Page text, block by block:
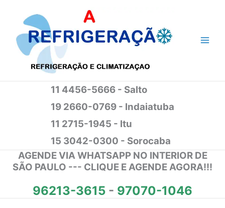
conteúdo
11 4456-5666 - Salto
19 2660-0769 - Indaiatuba
11 2715-1945 - Itu
15 3042-0300 - Sorocaba
AGENDE VIA WHATSAPP NO INTERIOR DE
SÃO PAULO --- CLIQUE E AGENDE AGORA!!!
96213-3615 - 97070-1046